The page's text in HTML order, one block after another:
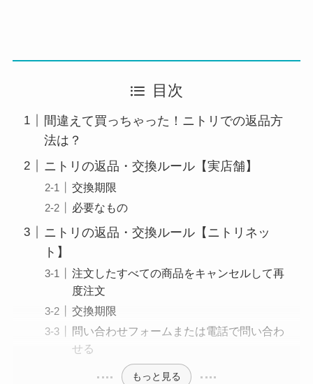
目次
間違えて買っちゃった！ニトリでの返品方
法は？
ニトリの返品・交換ルール【実店舗】
交換期限
必要なもの
ニトリの返品・交換ルール【ニトリネッ
ト】
注文したすべての商品をキャンセルして再
度注文
交換期限
問い合わせフォームまたは電話で問い合わ
せる
もっと見る